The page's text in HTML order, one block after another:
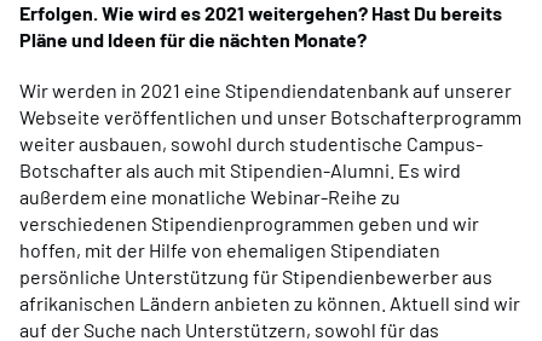
Erfolgen. Wie wird es 2021 weitergehen? Hast Du bereits
Pläne und Ideen für die nächten Monate?
Wir werden in 2021 eine Stipendiendatenbank auf unserer
Webseite veröffentlichen und unser Botschafterprogramm
weiter ausbauen, sowohl durch studentische Campus-
Botschafter als auch mit Stipendien-Alumni. Es wird
außerdem eine monatliche Webinar-Reihe zu
verschiedenen Stipendienprogrammen geben und wir
hoffen, mit der Hilfe von ehemaligen Stipendiaten
persönliche Unterstützung für Stipendienbewerber aus
afrikanischen Ländern anbieten zu können. Aktuell sind wir
auf der Suche nach Unterstützern, sowohl für das